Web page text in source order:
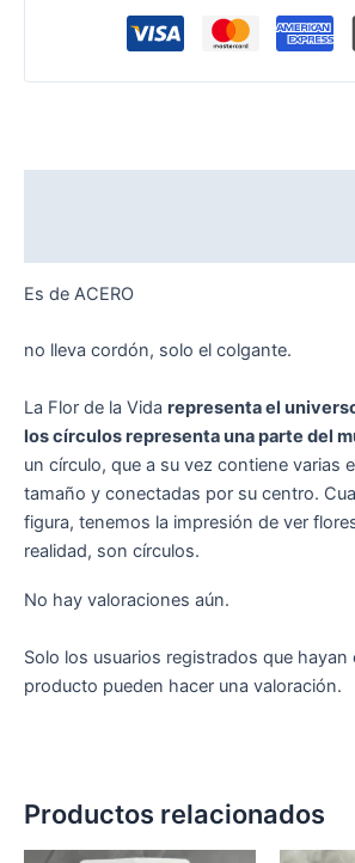
Es de ACERO
no lleva cordón, solo el colgante.
La Flor de la Vida representa el
los círculos representa una parte del
un círculo, que a su vez contiene varias
tamaño y conectadas por su centro.
figura, tenemos la impresión de ver
realidad, son círculos.
No hay valoraciones aún.
Solo los usuarios registrados que
producto pueden hacer una valoración.
Productos relacionados